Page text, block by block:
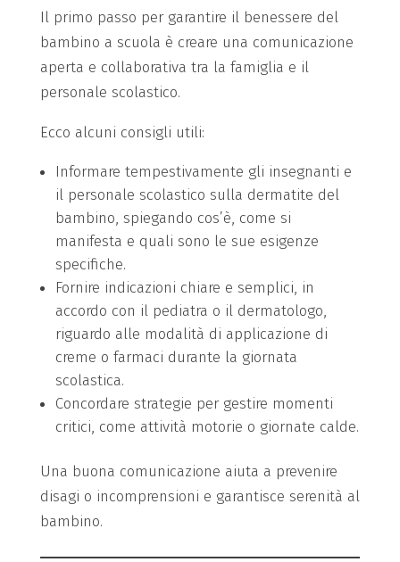
Il primo passo per garantire il benessere del
bambino a scuola è creare una comunicazione
aperta e collaborativa tra la famiglia e il
personale scolastico.
Ecco alcuni consigli utili:
Informare tempestivamente gli insegnanti e
il personale scolastico sulla dermatite del
bambino, spiegando cos’è, come si
manifesta e quali sono le sue esigenze
specifiche.
Fornire indicazioni chiare e semplici, in
accordo con il pediatra o il dermatologo,
riguardo alle modalità di applicazione di
creme o farmaci durante la giornata
scolastica.
Concordare strategie per gestire momenti
critici, come attività motorie o giornate calde.
Una buona comunicazione aiuta a prevenire
disagi o incomprensioni e garantisce serenità al
bambino.